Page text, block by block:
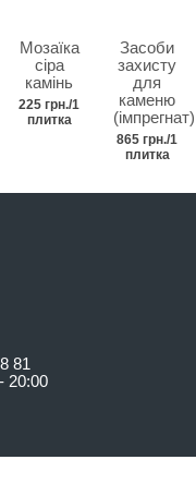
Мозаїка
сіра
камінь
225 грн./1
плитка
Засоби
захисту
для
каменю
(імпрегнат)
865 грн./1
плитка
81
20:00